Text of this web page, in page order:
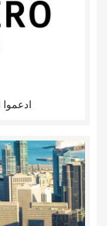
ادعموا